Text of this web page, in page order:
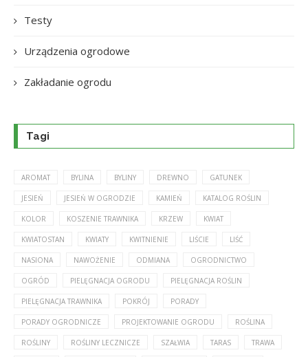
Testy
Urządzenia ogrodowe
Zakładanie ogrodu
Tagi
AROMAT BYLINA BYLINY DREWNO GATUNEK
JESIEŃ JESIEŃ W OGRODZIE KAMIEŃ KATALOG ROŚLIN
KOLOR KOSZENIE TRAWNIKA KRZEW KWIAT
KWIATOSTAN KWIATY KWITNIENIE LIŚCIE LIŚĆ
NASIONA NAWOŻENIE ODMIANA OGRODNICTWO
OGRÓD PIELĘGNACJA OGRODU PIELĘGNACJA ROŚLIN
PIELĘGNACJA TRAWNIKA POKRÓJ PORADY
PORADY OGRODNICZE PROJEKTOWANIE OGRODU ROŚLINA
ROŚLINY ROŚLINY LECZNICZE SZAŁWIA TARAS TRAWA